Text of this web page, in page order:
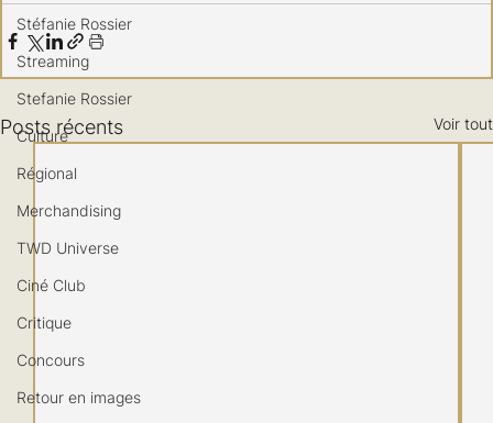
Stéfanie Rossier
Streaming
Stefanie Rossier
Culture
Régional
Merchandising
TWD Universe
Ciné Club
Critique
Concours
Retour en images
Posts récents Voir tout